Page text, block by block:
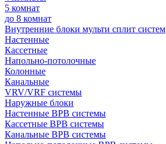
5 комнат
до 8 комнат
Внутренние блоки мульти сплит систем
Настенные
Кассетные
Напольно-потолочные
Колонные
Канальные
VRV/VRF системы
Наружные блоки
Настенные ВРВ системы
Кассетные ВРВ системы
Канальные ВРВ системы